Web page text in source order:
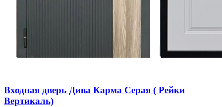
Входная дверь Дива Карма Серая ( Рейки
Вертикаль)